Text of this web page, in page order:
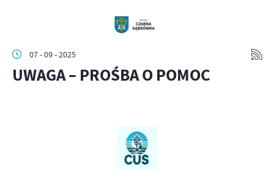
07 - 09 - 2025
UWAGA – PROŚBA O POMOC